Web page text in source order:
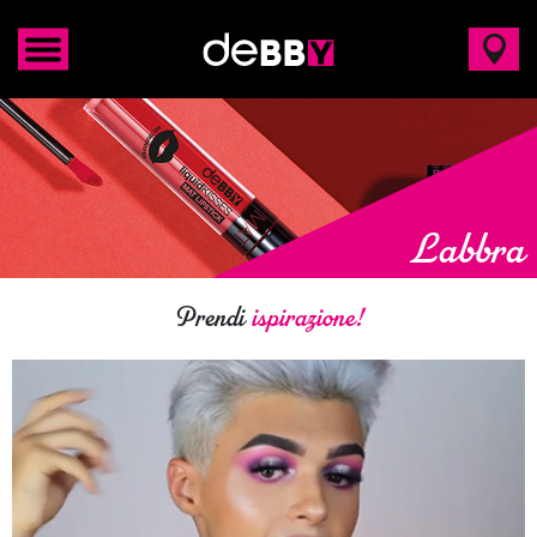
Labbra
Prendiispirazione!
SUPER PIGMENTATO (1)
VOLUME (1)